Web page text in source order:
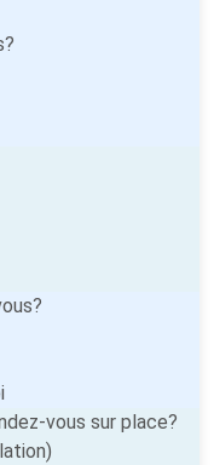
vous sur place?